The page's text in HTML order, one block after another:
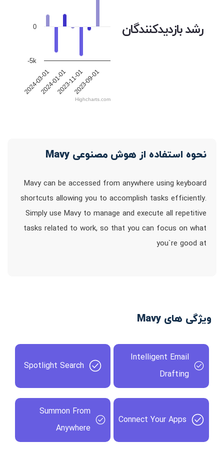
رشد بازدیدکنندگان
2024-03-012024-01-012023-11-012023-09-01
-5k
0
Highcharts.com
نحوه استفاده از هوش مصنوعی Mavy
Mavy can be accessed from anywhere using keyboard
shortcuts allowing you to accomplish tasks efficiently.
Simply use Mavy to manage and execute all repetitive
tasks related to work, so that you can focus on what
you`re good at
ویژگی های Mavy
Intelligent Email
Drafting
Spotlight Search
Connect Your Apps
Summon From
Anywhere